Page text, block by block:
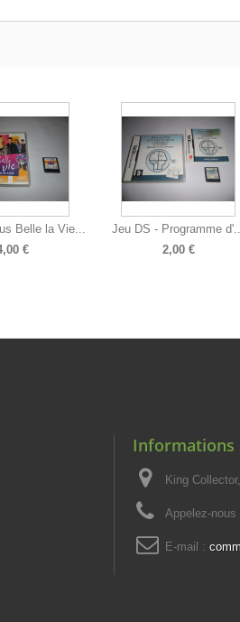
Belle la Vie...
€
Jeu DS - Programme
2,00 €
Informations
King
Appelez-nous
E-mail :